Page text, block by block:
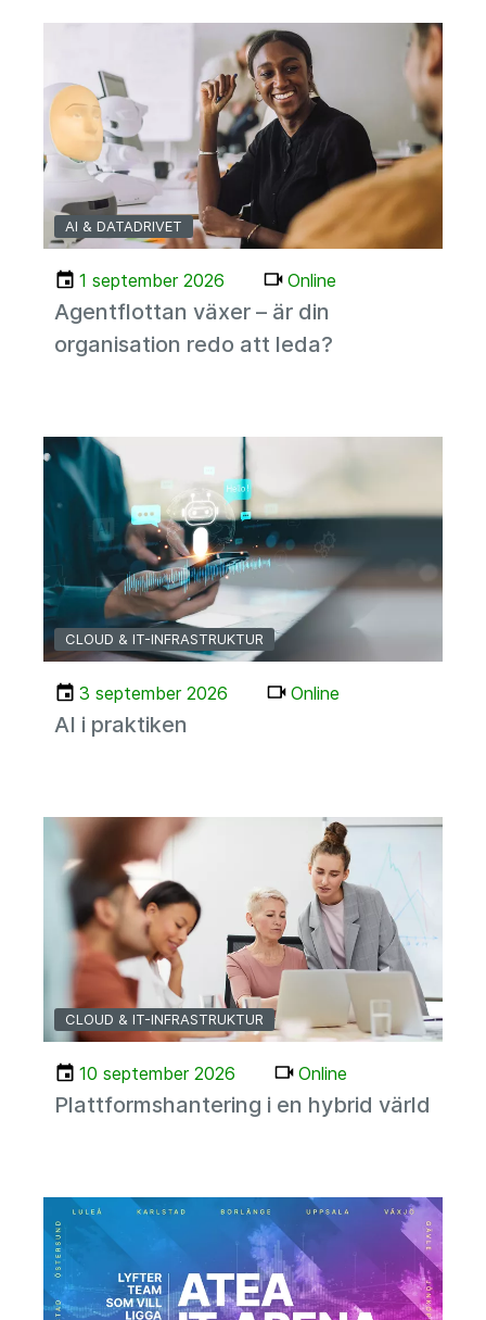
AI & DATADRIVET
1 september 2026 Online
Agentflottan växer – är din
organisation redo att leda?
CLOUD & IT-INFRASTRUKTUR
3 september 2026 Online
AI i praktiken
CLOUD & IT-INFRASTRUKTUR
10 september 2026 Online
Plattformshantering i en hybrid värld